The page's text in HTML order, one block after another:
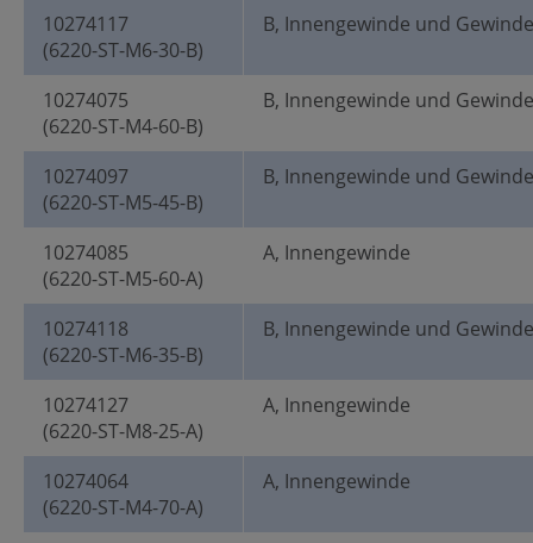
10274117
(6220-ST-M6-30-B)
B, Innengewinde und
10274075
(6220-ST-M4-60-B)
B, Innengewinde und
10274097
(6220-ST-M5-45-B)
B, Innengewinde und
10274085
(6220-ST-M5-60-A)
A, Innengewinde
10274118
(6220-ST-M6-35-B)
B, Innengewinde und
10274127
(6220-ST-M8-25-A)
A, Innengewinde
10274064
(6220-ST-M4-70-A)
A, Innengewinde